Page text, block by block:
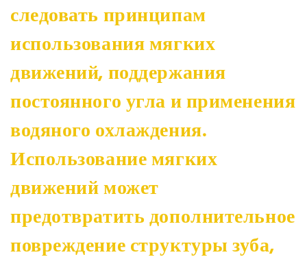
следовать принципам
использования мягких
движений, поддержания
постоянного угла и применения
водяного охлаждения.
Использование мягких
движений может
предотвратить дополнительное
повреждение структуры зуба,